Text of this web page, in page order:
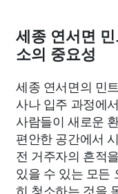
세종 연서면
소의 중요성
세종 연서면의 민
사나 입주 과정에
사람들이 새로운
편안한 공간에서
전 거주자의 흔적
있을 수 있는 모든
히 청소하는 것을